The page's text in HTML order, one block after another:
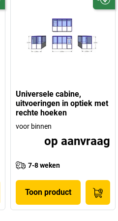
Universele cabine,
uitvoeringen in optiek met
rechte hoeken
voor binnen
op aanvraag
7-8 weken
Toon product